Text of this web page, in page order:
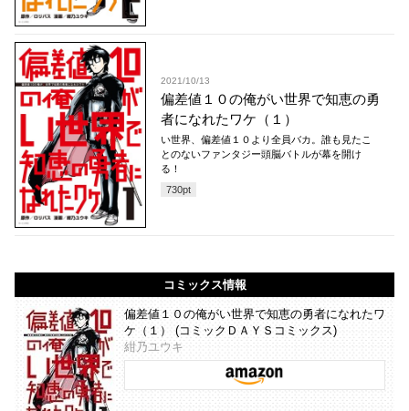
2021/10/13
偏差値１０の俺がい世界で知恵の勇
者になれたワケ（１）
い世界、偏差値１０より全員バカ。誰も見たこ
とのないファンタジー頭脳バトルが幕を開け
る！
730pt
コミックス情報
偏差値１０の俺がい世界で知恵の勇者になれたワ
ケ（１） (コミックＤＡＹＳコミックス)
紺乃ユウキ